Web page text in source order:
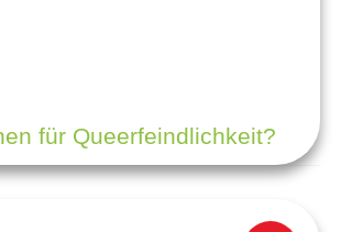
für Queerfeindlichkeit?